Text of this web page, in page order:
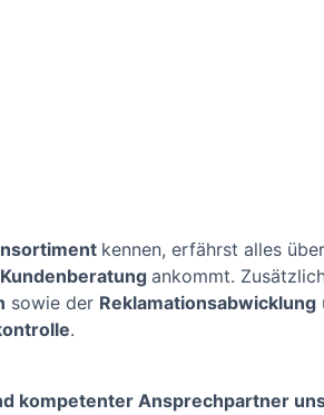
kennen, erfährst alles
Kundenberatung ankommt.
sowie der Reklamationsabwicklung
.
kompetenter Ansprechpartner